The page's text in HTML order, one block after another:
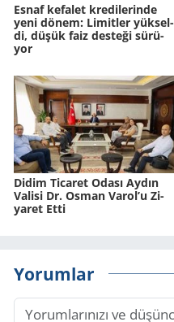
Esnaf ke­fa­let kre­di­le­rin­de
yeni dönem: Li­mit­ler yük­sel­
di, düşük faiz des­te­ği sü­rü­
yor
Didim Ti­ca­ret Odası Aydın
Va­li­si Dr. Osman Varol’u Zi­
ya­ret Etti
Yorumlar